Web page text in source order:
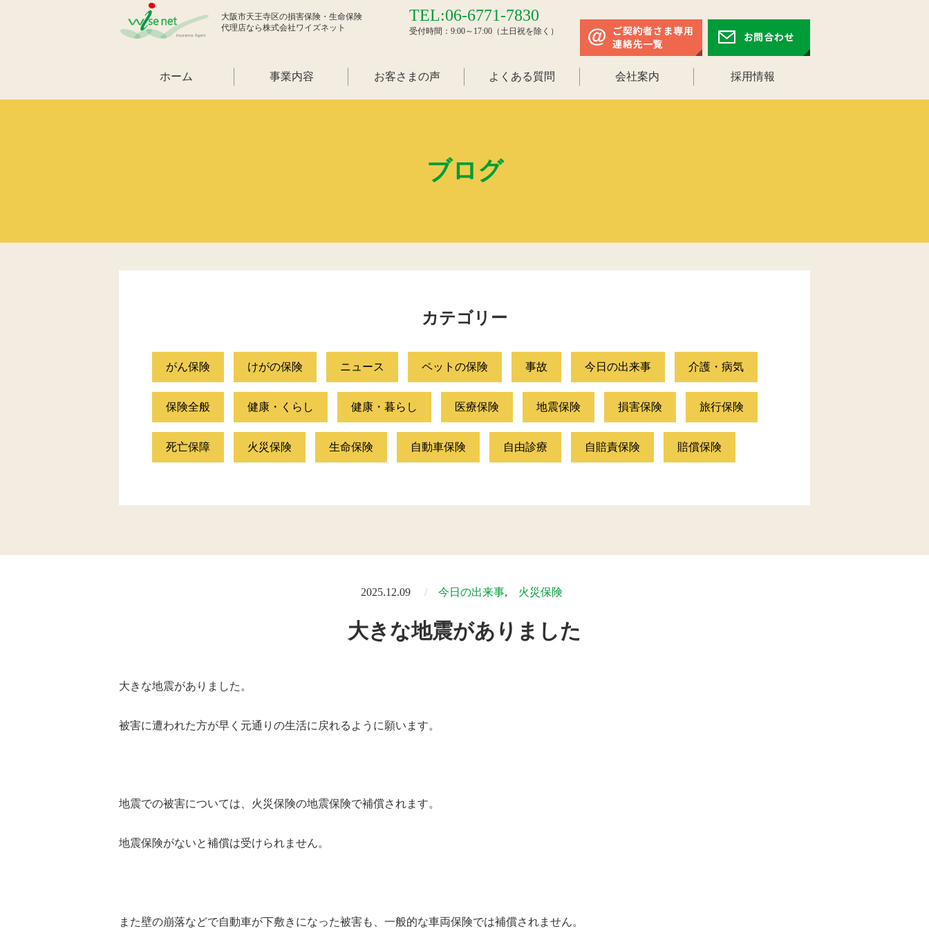
大阪市天王寺区の損害保険・生命保険
代理店なら株式会社ワイズネット
TEL:06-6771-7830
受付時間：9:00～17:00（土日祝を除く）
ホーム 事業内容 お客さまの声 よくある質問 会社案内 採用情報
ブログ
カテゴリー
がん保険 けがの保険 ニュース ペットの保険 事故 今日の出来事 介護・病気
保険全般 健康・くらし 健康・暮らし 医療保険 地震保険 損害保険 旅行保険
死亡保障 火災保険 生命保険 自動車保険 自由診療 自賠責保険 賠償保険
2025.12.09 今日の出来事 火災保険
大きな地震がありました
大きな地震がありました。
被害に遭われた方が早く元通りの生活に戻れるように願います。
地震での被害については、火災保険の地震保険で補償されます。
地震保険がないと補償は受けられません。
また壁の崩落などで自動車が下敷きになった被害も、一般的な車両保険では補償されません。